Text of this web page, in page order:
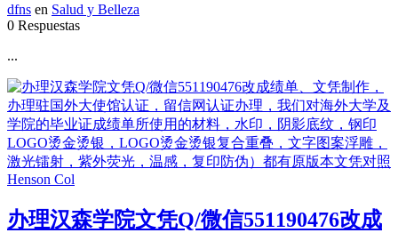
dfns en Salud y Belleza
0 Respuestas
...
办理汉森学院文凭Q/微信551190476改成